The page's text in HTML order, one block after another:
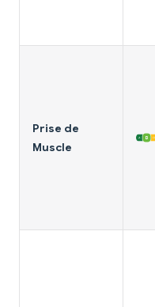
Prise de
Muscle